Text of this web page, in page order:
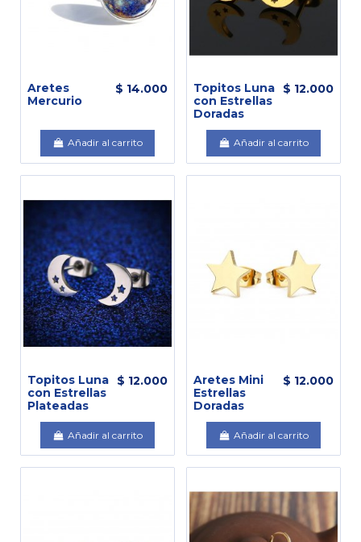
Aretes
Mercurio
$ 14.000
Añadir al carrito
Topitos Luna
con Estrellas
Doradas
$ 12.000
Añadir al carrito
Topitos Luna
con Estrellas
Plateadas
$ 12.000
Añadir al carrito
Aretes Mini
Estrellas
Doradas
$ 12.000
Añadir al carrito